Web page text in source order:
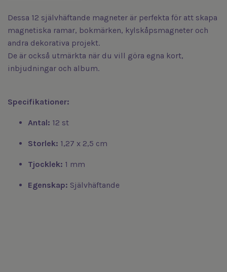
Dessa 12 självhäftande magneter är perfekta för att skapa
magnetiska ramar, bokmärken, kylskåpsmagneter och
andra dekorativa projekt.
De är också utmärkta när du vill göra egna kort,
inbjudningar och album.
Specifikationer:
Antal: 12 st
Storlek: 1,27 x 2,5 cm
Tjocklek: 1 mm
Egenskap: Självhäftande